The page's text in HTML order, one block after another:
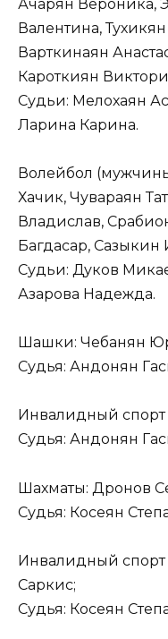
Ачарян Вероника,
Валентина,
Варткинаян
Кароткиян
Судьи: Мелохаян
Ларина Карина.
Волейбол
Хачик, Чувараян
Владислав,
Багдасар,
Судьи: Дуков
Азарова Надежда.
Шашки: Чебанян
Судья: Андонян
Инвалидный
Судья: Андонян
Шахматы: Дронов
Судья: Косеян
Инвалидный спорт
Саркис;
Судья: Косеян